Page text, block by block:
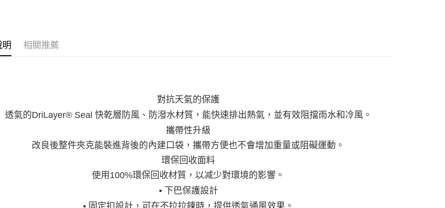
明 相關推薦
對抗天氣的保護
透氣的DriLayer® Seal 快乾層防風、防潑水材質，能快速排出熱氣，並有效阻擋雨水和冷風。
攜帶性升級
改良後整件夾克能裝進背後的內建口袋，攜帶方便也不會增加重量或阻礙運動。
環保回收面料
使用100%環保回收材質，以减少對環境的影響。
• 下巴保護設計
• 固定扣設計，可在不拉拉鍊時，提供透氣通風效果。